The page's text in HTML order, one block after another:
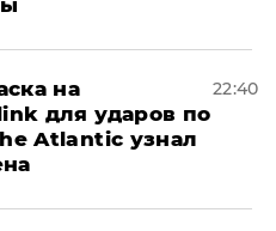
на
для ударов по
Atlantic узнал
22:40